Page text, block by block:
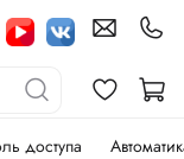
доступа